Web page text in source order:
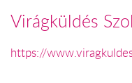
Virágküldés
https://